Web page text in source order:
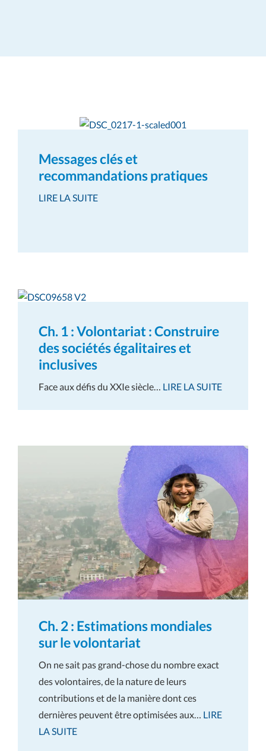
Messages clés et
recommandations pratiques
LIRE LA SUITE
Ch. 1 : Volontariat : Construire
des sociétés égalitaires et
inclusives
Face aux défis du XXIe siècle… LIRE LA SUITE
Ch. 2 : Estimations mondiales
sur le volontariat
On ne sait pas grand-chose du nombre exact
des volontaires, de la nature de leurs
contributions et de la manière dont ces
dernières peuvent être optimisées aux… LIRE
LA SUITE